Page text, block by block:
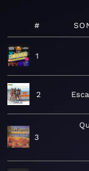
#
1
2
3